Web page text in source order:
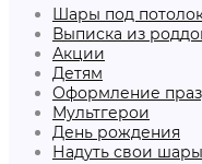
Шары под
Выписка из
Акции
Детям
Оформление
Мультгерои
День рождения
Надуть свои шары